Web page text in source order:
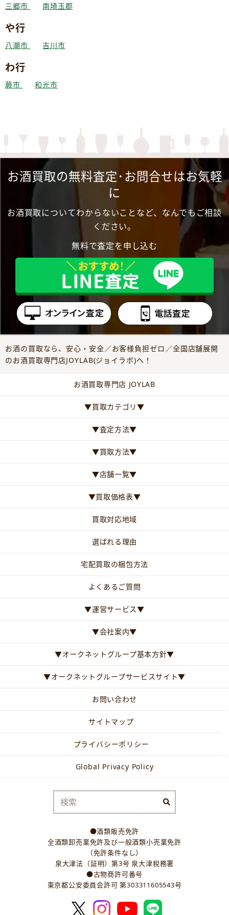
三郷市 南埼玉郡
や行
八潮市 吉川市
わ行
蕨市 和光市
お酒買取の無料査定･お問合せはお気軽
に
お酒買取についてわからないことなど、なんでもご相談
ください。
無料で査定を申し込む
お酒の買取なら、安心・安全／お客様負担ゼロ／全国店舗展開
のお酒買取専門店JOYLAB(ジョイラボ)へ！
お酒買取専門店 JOYLAB
▼買取カテゴリ▼
▼査定方法▼
▼買取方法▼
▼店舗一覧▼
▼買取価格表▼
買取対応地域
選ばれる理由
宅配買取の梱包方法
よくあるご質問
▼運営サービス▼
▼会社案内▼
▼オークネットグループ基本方針▼
▼オークネットグループサービスサイト▼
お問い合わせ
サイトマップ
プライバシーポリシー
Global Privacy Policy
●酒類販売免許
全酒類卸売業免許及び一般酒類小売業免許
（免許条件なし）
泉大津法（証明）第3号 泉大津税務署
●古物商許可番号
東京都公安委員会許可 第303311605543号